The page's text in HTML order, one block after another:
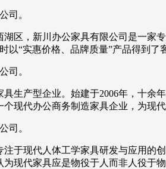
司。
湖区，新川办公家具有限公司是一家
以“实惠价格、品牌质量”产品得到了
司。
具生产型企业。始建于2006年，十余
现代办公商务制造家具企业，为现
司。
注于现代人体工学家具研发与应用的
现代家具应是物役于人而非人役于